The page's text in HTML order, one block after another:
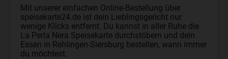
Mit unserer einfachen Online-Bestellung über
speisekarte24.de ist dein Lieblingsgericht nur
wenige Klicks entfernt. Du kannst in aller Ruhe die
La Perla Nera Speisekarte durchstöbern und dein
Essen in Rehlingen-Siersburg bestellen, wann immer
du möchtest.